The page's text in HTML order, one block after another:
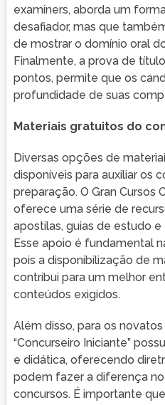
examiners, aborda um
desafiador, mas que
de mostrar o domínio oral
Finalmente, a prova de
pontos, permite que os
profundidade de suas
Materiais gratuitos do
Diversas opções de
disponíveis para auxiliar os
preparação. O Gran Cursos
oferece uma série de
apostilas, guias de estudo
Esse apoio é fundamental
pois a disponibilização de
contribui para um melhor
conteúdos exigidos.
Além disso, para os
“Concurseiro Iniciante”
e didática, oferecendo
podem fazer a diferença
concursos. É importante